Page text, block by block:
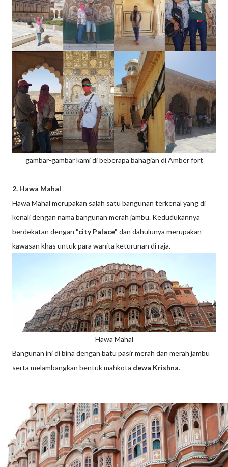
gambar-gambar kami di beberapa bahagian di Amber fort
2. Hawa Mahal
Hawa Mahal merupakan salah satu bangunan terkenal yang di
kenali dengan nama bangunan merah jambu. Kedudukannya
berdekatan dengan "city Palace" dan dahulunya merupakan
kawasan khas untuk para wanita keturunan di raja.
Hawa Mahal
Bangunan ini di bina dengan batu pasir merah dan merah jambu
serta melambangkan bentuk mahkota dewa Krishna.